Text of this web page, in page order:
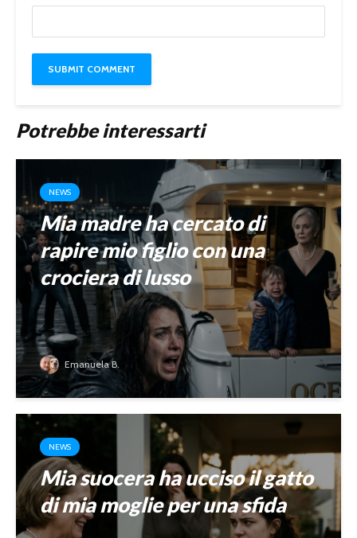
Potrebbe interessarti
NEWS
Mia madre ha cercato di
rapire mio figlio con una
crociera di lusso
Emanuela B.
NEWS
Mia suocera ha ucciso il gatto
di mia moglie per una sfida